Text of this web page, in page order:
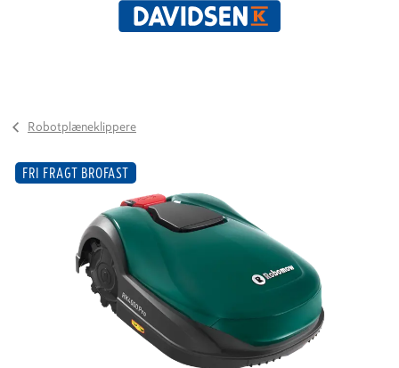
Robotplæneklippere
FRI FRAGT BROFAST